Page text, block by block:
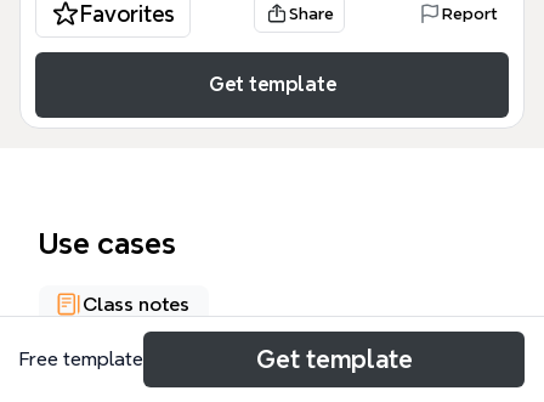
Favorites Share Report
Get template
Use cases
Class notes
Free template Get template